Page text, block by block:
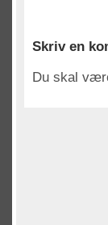
Skriv en
Du skal